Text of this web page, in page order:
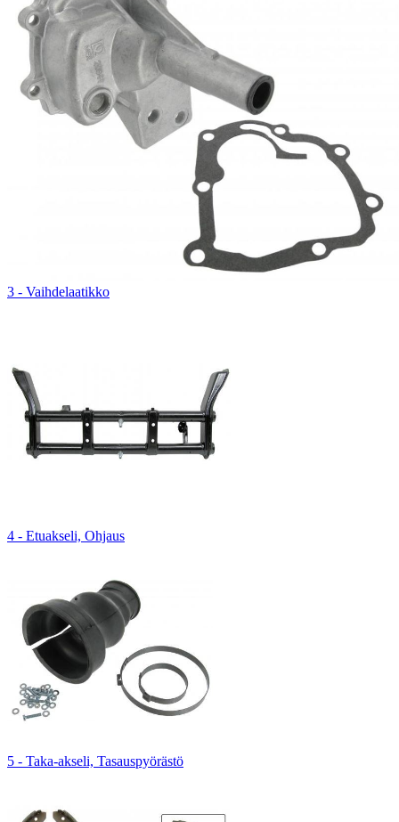
3 - Vaihdelaatikko
4 - Etuakseli, Ohjaus
5 - Taka-akseli, Tasauspyörästö